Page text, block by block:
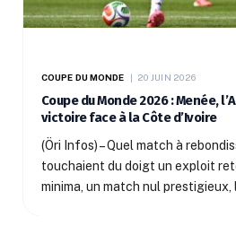
COUPE DU MONDE 20 JUIN 2026
Coupe du Monde 2026 : Menée,
victoire face à la Côte d’Ivoire
(Öri Infos) – Quel match à
touchaient du doigt un exploit
minima, un match nul